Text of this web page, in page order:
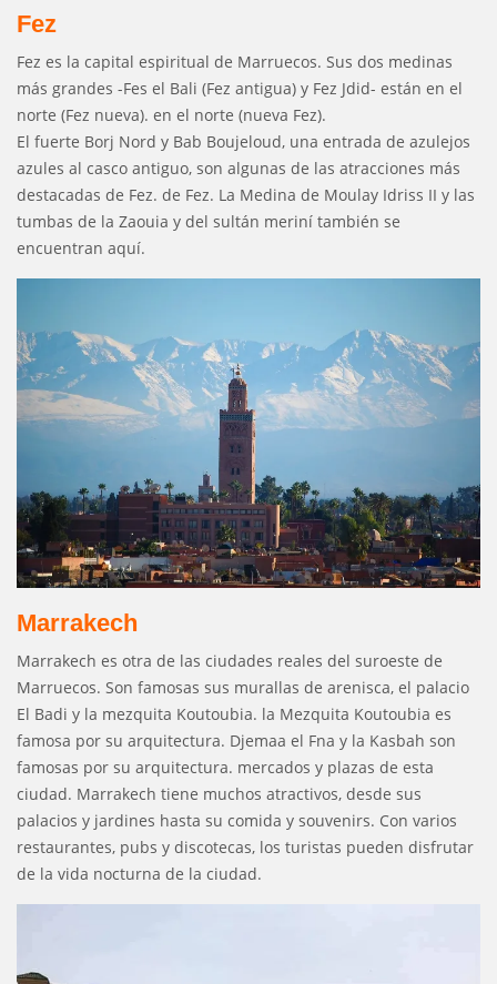
Fez
Fez es la capital espiritual de Marruecos. Sus dos medinas
más grandes -Fes el Bali (Fez antigua) y Fez Jdid- están en el
norte (Fez nueva). en el norte (nueva Fez).
El fuerte Borj Nord y Bab Boujeloud, una entrada de azulejos
azules al casco antiguo, son algunas de las atracciones más
destacadas de Fez. de Fez. La Medina de Moulay Idriss II y las
tumbas de la Zaouia y del sultán meriní también se
encuentran aquí.
Marrakech
Marrakech es otra de las ciudades reales del suroeste de
Marruecos. Son famosas sus murallas de arenisca, el palacio
El Badi y la mezquita Koutoubia. la Mezquita Koutoubia es
famosa por su arquitectura. Djemaa el Fna y la Kasbah son
famosas por su arquitectura. mercados y plazas de esta
ciudad. Marrakech tiene muchos atractivos, desde sus
palacios y jardines hasta su comida y souvenirs. Con varios
restaurantes, pubs y discotecas, los turistas pueden disfrutar
de la vida nocturna de la ciudad.